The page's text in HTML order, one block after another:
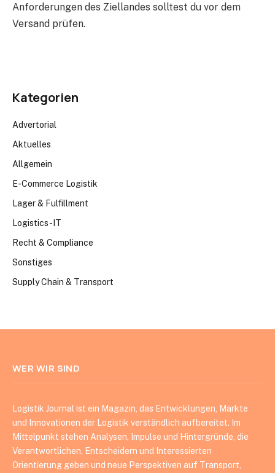
Anforderungen des Ziellandes solltest du vor dem
Versand prüfen.
Kategorien
Advertorial
Aktuelles
Allgemein
E-Commerce Logistik
Lager & Fulfillment
Logistics-IT
Recht & Compliance
Sonstiges
Supply Chain & Transport
WER WIR SIND
Logistik Journal ist ein Magazin, das Entwicklungen, Märkte
und Innovationen der Logistik verständlich aufbereitet. Im
Mittelpunkt stehen Analysen, Impulse und Hintergründe, die
Verantwortlichen, Entscheidern und Interessierten
Orientierung geben und neue Perspektiven auf Transport,